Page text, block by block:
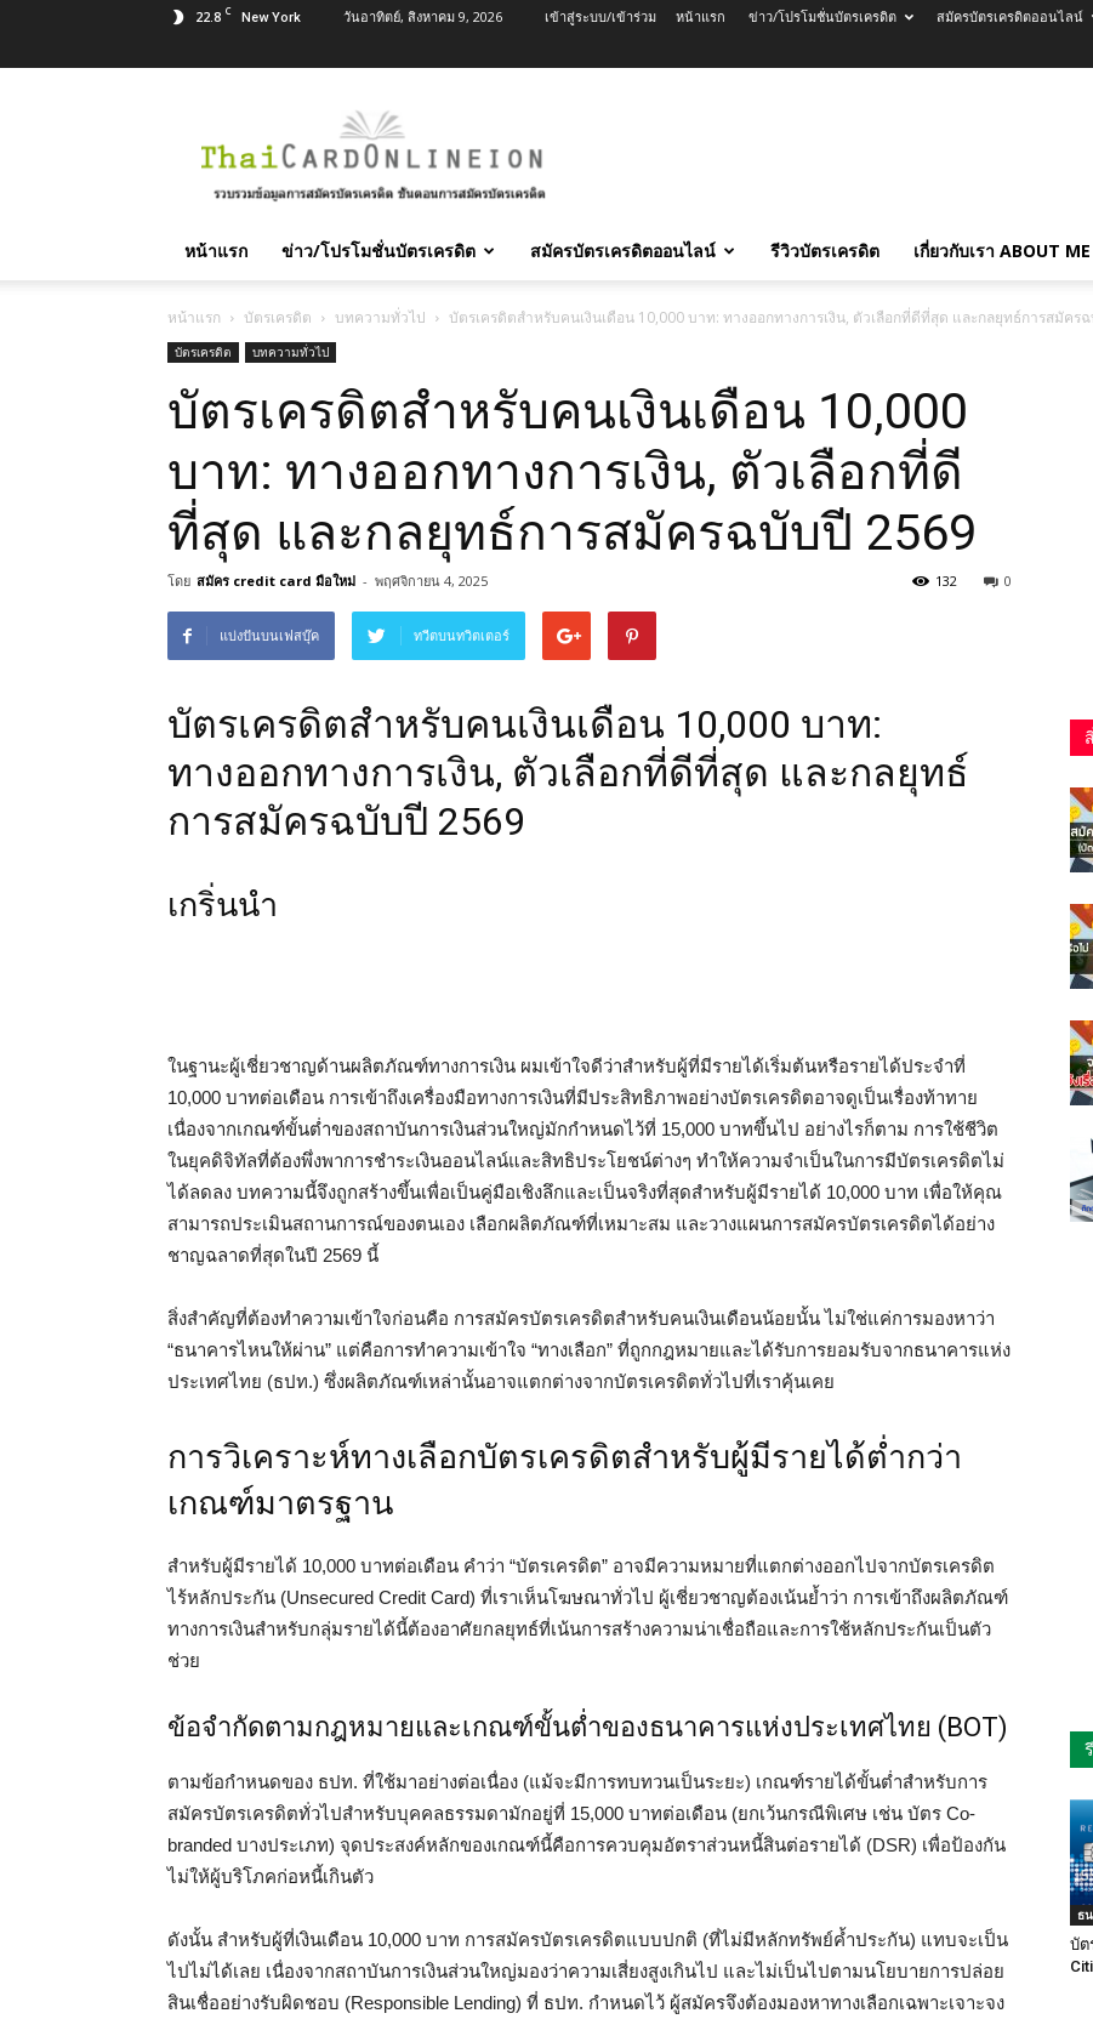
22.8 C New York วันอาทิตย์, สิงหาคม 9, 2026 เข้าสู่ระบบ/เข้าร่วม หน้าแรก ข่าว/โปรโมชั่นบัตรเครดิต สมัครบัตรเครดิตออนไลน์
เครดิต
บัตร
เงินสด
เชื่อ
บุคคล
ทุก
อนุมัติ
บริการ
ฟรี
หน้าแรก ข่าว/โปรโมชั่นบัตรเครดิต สมัครบัตรเครดิตออนไลน์ รีวิวบัตรเครดิต เกี่ยวกับเรา ABOUT ME
หน้าแรก บัตรเครดิต บทความทั่วไป บัตรเครดิตสำหรับคนเงินเดือน 10,000 บาท: ทางออกทางการเงิน, ตัวเลือกที่ดีที่สุด และกลยุทธ์การสมัคร
บัตรเครดิต บทความทั่วไป
บัตรเครดิตสำหรับคนเงินเดือน 10,000
บาท: ทางออกทางการเงิน, ตัวเลือกที่ดี
ที่สุด และกลยุทธ์การสมัครฉบับปี 2569
โดย สมัคร credit card มือใหม่ - พฤศจิกายน 4, 2025 0
132
แบ่งปันบนเฟสบุ๊ค ทวีตบนทวิตเตอร์
บัตรเครดิตสำหรับคนเงินเดือน 10,000 บาท:
ทางออกทางการเงิน, ตัวเลือกที่ดีที่สุด และกลยุทธ์
การสมัครฉบับปี 2569
เกริ่นนำ
ในฐานะผู้เชี่ยวชาญด้านผลิตภัณฑ์ทางการเงิน ผมเข้าใจดีว่าสำหรับผู้ที่มีรายได้เริ่มต้นหรือรายได้ประจำที่
10,000 บาทต่อเดือน การเข้าถึงเครื่องมือทางการเงินที่มีประสิทธิภาพอย่างบัตรเครดิตอาจดูเป็นเรื่องท้าทาย
เนื่องจากเกณฑ์ขั้นต่ำของสถาบันการเงินส่วนใหญ่มักกำหนดไว้ที่ 15,000 บาทขึ้นไป อย่างไรก็ตาม การใช้ชีวิต
ในยุคดิจิทัลที่ต้องพึ่งพาการชำระเงินออนไลน์และสิทธิประโยชน์ต่างๆ ทำให้ความจำเป็นในการมีบัตรเครดิตไม่
ได้ลดลง บทความนี้จึงถูกสร้างขึ้นเพื่อเป็นคู่มือเชิงลึกและเป็นจริงที่สุดสำหรับผู้มีรายได้ 10,000 บาท เพื่อให้คุณ
สามารถประเมินสถานการณ์ของตนเอง เลือกผลิตภัณฑ์ที่เหมาะสม และวางแผนการสมัครบัตรเครดิตได้อย่าง
ชาญฉลาดที่สุดในปี 2569 นี้
สิ่งสำคัญที่ต้องทำความเข้าใจก่อนคือ การสมัครบัตรเครดิตสำหรับคนเงินเดือนน้อยนั้น ไม่ใช่แค่การมองหาว่า
“ธนาคารไหนให้ผ่าน” แต่คือการทำความเข้าใจ “ทางเลือก” ที่ถูกกฎหมายและได้รับการยอมรับจากธนาคารแห่ง
ประเทศไทย (ธปท.) ซึ่งผลิตภัณฑ์เหล่านั้นอาจแตกต่างจากบัตรเครดิตทั่วไปที่เราคุ้นเคย
การวิเคราะห์ทางเลือกบัตรเครดิตสำหรับผู้มีรายได้ต่ำกว่า
เกณฑ์มาตรฐาน
สำหรับผู้มีรายได้ 10,000 บาทต่อเดือน คำว่า “บัตรเครดิต” อาจมีความหมายที่แตกต่างออกไปจากบัตรเครดิต
ไร้หลักประกัน (Unsecured Credit Card) ที่เราเห็นโฆษณาทั่วไป ผู้เชี่ยวชาญต้องเน้นย้ำว่า การเข้าถึงผลิตภัณฑ์
ทางการเงินสำหรับกลุ่มรายได้นี้ต้องอาศัยกลยุทธ์ที่เน้นการสร้างความน่าเชื่อถือและการใช้หลักประกันเป็นตัว
ช่วย
ข้อจำกัดตามกฎหมายและเกณฑ์ขั้นต่ำของธนาคารแห่งประเทศไทย (BOT)
ตามข้อกำหนดของ ธปท. ที่ใช้มาอย่างต่อเนื่อง (แม้จะมีการทบทวนเป็นระยะ) เกณฑ์รายได้ขั้นต่ำสำหรับการ
สมัครบัตรเครดิตทั่วไปสำหรับบุคคลธรรมดามักอยู่ที่ 15,000 บาทต่อเดือน (ยกเว้นกรณีพิเศษ เช่น บัตร Co-
branded บางประเภท) จุดประสงค์หลักของเกณฑ์นี้คือการควบคุมอัตราส่วนหนี้สินต่อรายได้ (DSR) เพื่อป้องกัน
ไม่ให้ผู้บริโภคก่อหนี้เกินตัว
ดังนั้น สำหรับผู้ที่เงินเดือน 10,000 บาท การสมัครบัตรเครดิตแบบปกติ (ที่ไม่มีหลักทรัพย์ค้ำประกัน) แทบจะเป็น
ไปไม่ได้เลย เนื่องจากสถาบันการเงินส่วนใหญ่มองว่าความเสี่ยงสูงเกินไป และไม่เป็นไปตามนโยบายการปล่อย
สินเชื่ออย่างรับผิดชอบ (Responsible Lending) ที่ ธปท. กำหนดไว้ ผู้สมัครจึงต้องมองหาทางเลือกเฉพาะเจาะจง
ธ
บัต